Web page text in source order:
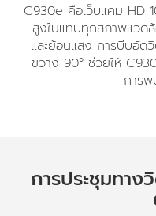
C930e คือเว็บแคม HD
สูงในแทบทุกสภาพแวด
และย้อนแสง การบีบอัด
ขวาง 90° ช่วยให้
การพ
การประชุมทาง